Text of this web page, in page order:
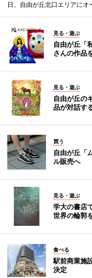
日、自由が丘北口エリアにオ
見る・遊ぶ
自由が丘「
さんの作品
見る・遊ぶ
自由が丘の
品が対話す
買う
自由が丘「
ル販売へ
見る・遊ぶ
学大の書店
世界の輪郭
食べる
駅前商業施
決定